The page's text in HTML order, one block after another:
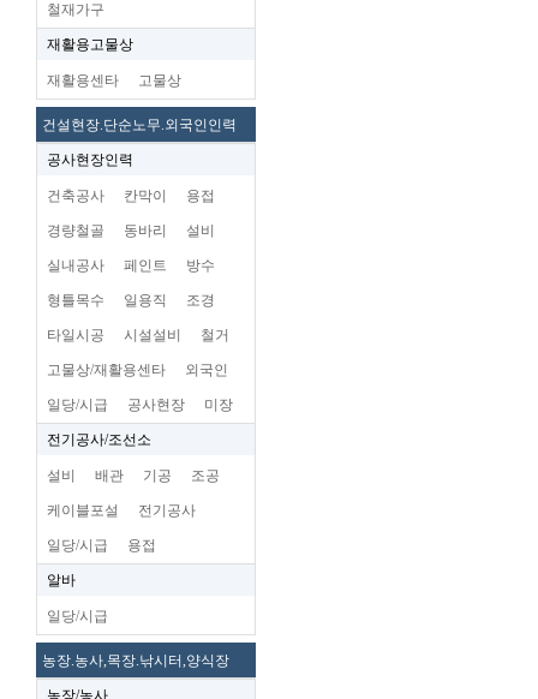
철재가구
재활용고물상
재활용센타 고물상
건설현장.단순노무.외국인인력
공사현장인력
건축공사 칸막이 용접
경량철골 동바리 설비
실내공사 페인트 방수
형틀목수 일용직 조경
타일시공 시설설비 철거
고물상/재활용센타 외국인
일당/시급 공사현장 미장
전기공사/조선소
설비 배관 기공 조공
케이블포설 전기공사
일당/시급 용접
알바
일당/시급
농장.농사,목장.낚시터,양식장
농장/농사